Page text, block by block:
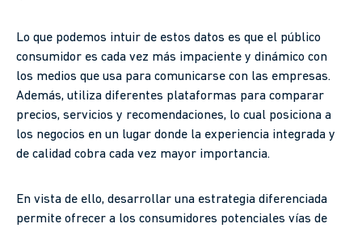
Lo que podemos intuir de estos datos es que el público
consumidor es cada vez más impaciente y dinámico con
los medios que usa para comunicarse con las empresas.
Además, utiliza diferentes plataformas para comparar
precios, servicios y recomendaciones, lo cual posiciona a
los negocios en un lugar donde la experiencia integrada y
de calidad cobra cada vez mayor importancia.
En vista de ello, desarrollar una estrategia diferenciada
permite ofrecer a los consumidores potenciales vías de